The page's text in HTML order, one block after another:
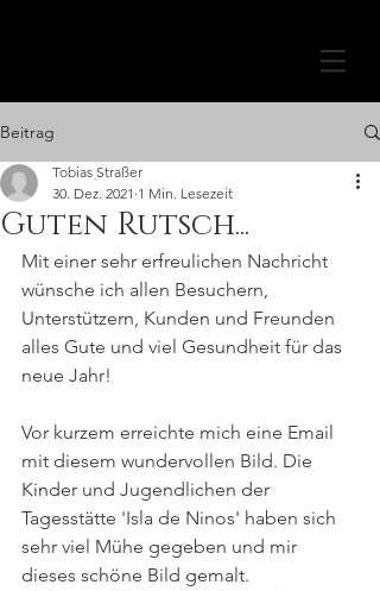
Beitrag
Guten Rutsch...
Tobias Straßer
30. Dez. 2021 1 Min. Lesezeit
Mit einer sehr erfreulichen Nachricht
wünsche ich allen Besuchern,
Unterstützern, Kunden und Freunden
alles Gute und viel Gesundheit für das
neue Jahr!
Vor kurzem erreichte mich eine Email
mit diesem wundervollen Bild. Die
Kinder und Jugendlichen der
Tagesstätte 'Isla de Ninos' haben sich
sehr viel Mühe gegeben und mir
dieses schöne Bild gemalt.